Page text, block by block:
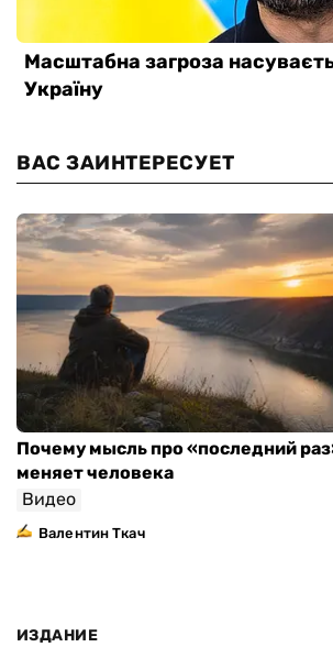
ВАС ЗАИНТЕРЕСУЕТ
Почему мысль про «последний
меняет человека
Видео
Валентин Ткач
ИЗДАНИЕ